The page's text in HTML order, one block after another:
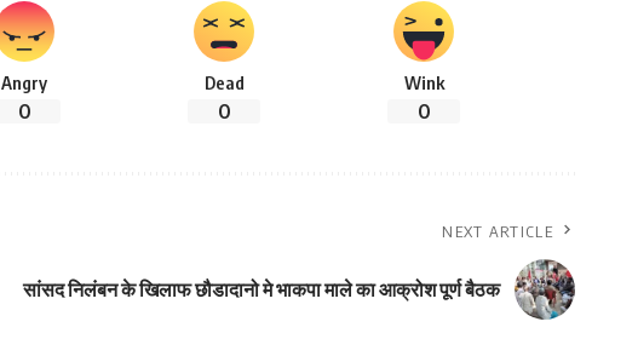
Angry
0
Dead
0
Wink
0
NEXT ARTICLE
सांसद निलंबन के खिलाफ छौडादानो मे भाकपा माले का आक्रोश पूर्ण बैठक